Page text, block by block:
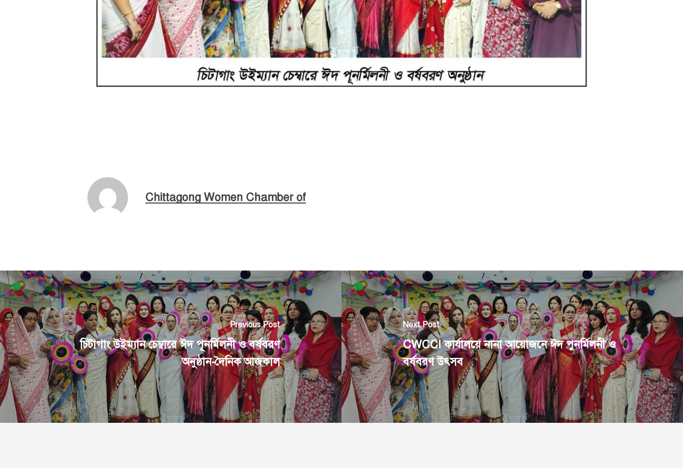
Chittagong Women Chamber of
Previous Post
চিটাগাং উইম্যান চেম্বারে ঈদ পূনর্মিলনী ও বর্ষবরণ
অনুষ্ঠান-দৈনিক আজকাল
Next Post
CWCCI কার্যালয়ে নানা আয়োজনে ঈদ পুনর্মিলনী ও
বর্ষবরণ উৎসব